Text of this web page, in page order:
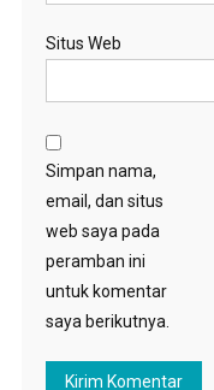
Situs Web
Simpan nama,
email, dan situs
web saya pada
peramban ini
untuk komentar
saya berikutnya.